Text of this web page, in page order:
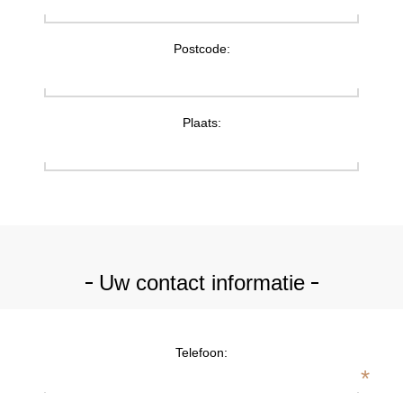
Postcode:
Plaats:
Uw contact informatie
Telefoon:
*